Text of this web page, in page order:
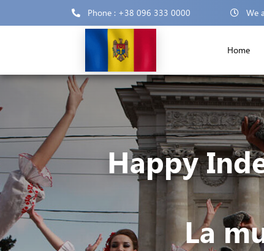
Phone : +38 096 333 0000 We
Home
Happy
La